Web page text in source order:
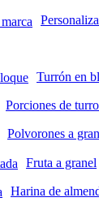
Turrón en
Porciones de
Polvorones a
Fruta a granel
Harina de